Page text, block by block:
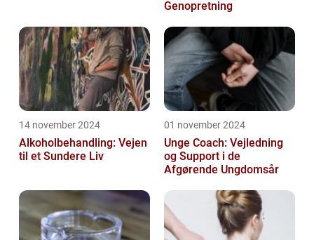
Genopretning
14 november 2024
Alkoholbehandling: Vejen
til et Sundere Liv
01 november 2024
Unge Coach: Vejledning
og Support i de
Afgørende Ungdomsår